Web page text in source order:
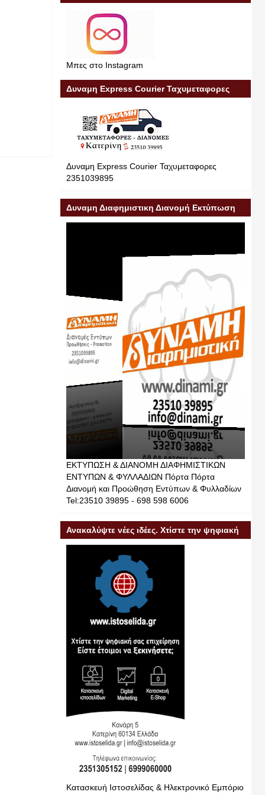
Μπες στο Instagram
Δυναμη Express Courier Ταχυμεταφορες
Δυναμη Express Courier Ταχυμεταφορες
2351039895
Δυναμη Διαφημιστικη Διανομή Εκτύπωση
Διαφήμιση 23510 39895
ΕΚΤΥΠΩΣΗ & ΔΙΑΝΟΜΗ ΔΙΑΦΗΜΙΣΤΙΚΩΝ
ΕΝΤΥΠΩΝ & ΦΥΛΛΑΔΙΩΝ Πόρτα Πόρτα
Διανομή και Προώθηση Εντύπων & Φυλλαδίων
Tel:23510 39895 - 698 598 6006
Ανακαλύψτε νέες ιδέες. Χτίστε την ψηφιακή
σας επιχείρηση
Κατασκευή Ιστοσελίδας & Ηλεκτρονικό Εμπόριο